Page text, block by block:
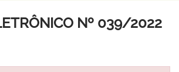
Nº 039/2022